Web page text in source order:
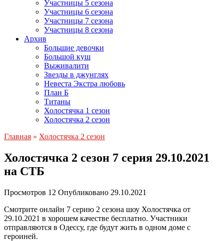
Участницы 5 сезона
Участницы 6 сезона
Участницы 7 сезона
Участницы 8 сезона
Архив
Большие девочки
Большой куш
Выживалити
Звезды в джунглях
Невеста Экстра любовь
План Б
Титаны
Холостячка 1 сезон
Холостячка 2 сезон
Главная » Холостячка 2 сезон
Холостячка 2 сезон 7 серия 29.10.2021
на СТБ
Просмотров 12 Опубликовано 29.10.2021
Смотрите онлайн 7 серию 2 сезона шоу Холостячка от
29.10.2021 в хорошем качестве бесплатно. Участники
отправляются в Одессу, где будут жить в одном доме с
героиней.